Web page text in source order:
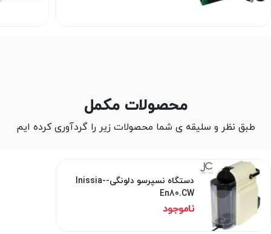
محصولات مکمل
طبق نظر و سلیقه ی شما محصولات زیر را گردآوری کرده ایم
دستگاه نسپرسو دلونگی-Inissia-
En80.CW
ناموجود